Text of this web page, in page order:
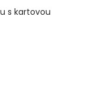
s kartovou